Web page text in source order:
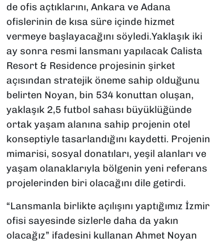
de ofis açtıklarını, Ankara ve Adana
ofislerinin de kısa süre içinde hizmet
vermeye başlayacağını söyledi.Yaklaşık iki
ay sonra resmi lansmanı yapılacak Calista
Resort & Residence projesinin şirket
açısından stratejik öneme sahip olduğunu
belirten Noyan, bin 534 konuttan oluşan,
yaklaşık 2,5 futbol sahası büyüklüğünde
ortak yaşam alanına sahip projenin otel
konseptiyle tasarlandığını kaydetti. Projenin
mimarisi, sosyal donatıları, yeşil alanları ve
yaşam olanaklarıyla bölgenin yeni referans
projelerinden biri olacağını dile getirdi.
“Lansmanla birlikte açılışını yaptığımız İzmir
ofisi sayesinde sizlerle daha da yakın
olacağız” ifadesini kullanan Ahmet Noyan